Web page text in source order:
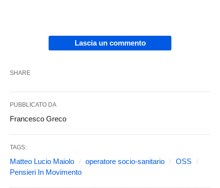
Lascia un commento
SHARE
PUBBLICATO DA
Francesco Greco
TAGS:
Matteo Lucio Maiolo operatore socio-sanitario
OSS
Pensieri In Movimento